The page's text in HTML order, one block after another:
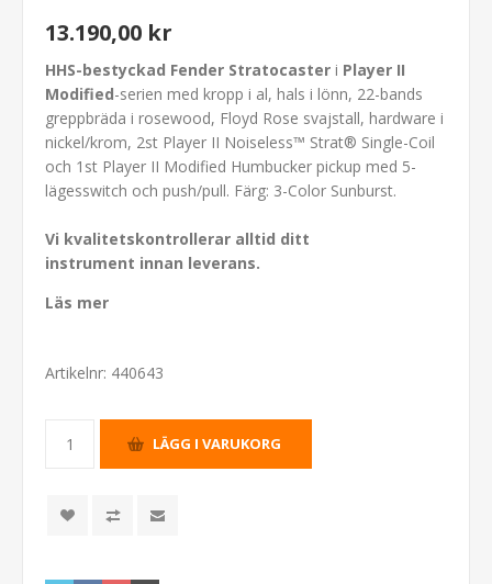
13.190,00 kr
HHS-bestyckad Fender Stratocaster i Player II
Modified-serien med kropp i al, hals i lönn, 22-bands
greppbräda i rosewood, Floyd Rose svajstall, hardware i
nickel/krom, 2st Player II Noiseless™ Strat® Single-Coil
och 1st Player II Modified Humbucker pickup med 5-
lägesswitch och push/pull. Färg: 3-Color Sunburst.
Vi kvalitetskontrollerar alltid ditt
instrument innan leverans.
Läs mer
Artikelnr: 440643